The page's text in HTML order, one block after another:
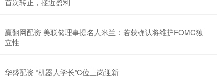
首次转正，接近盈利
赢翻网配资 美联储理事提名人米兰：若获确认将维护FOMC独
立性
华盛配资 “机器人学长”C位上岗迎新